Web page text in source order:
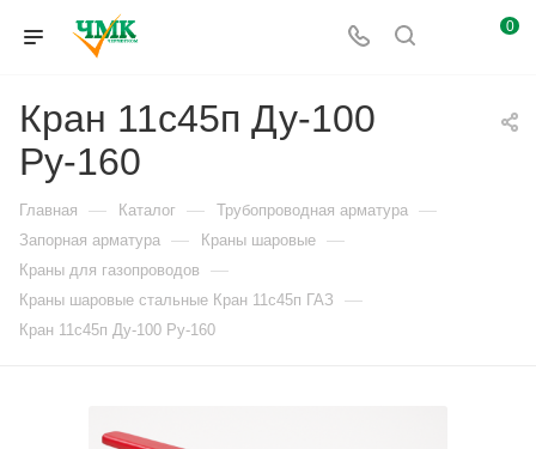
0
Кран 11с45п Ду-100
Ру-160
Главная — Каталог — Трубопроводная арматура —
Запорная арматура — Краны шаровые —
Краны для газопроводов —
Краны шаровые стальные Кран 11с45п ГАЗ —
Кран 11с45п Ду-100 Ру-160